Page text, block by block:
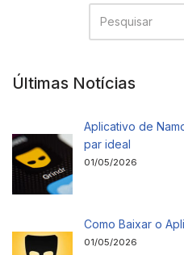
Últimas Notícias
Aplicativo de
par ideal
01/05/2026
Como Baixar o
01/05/2026